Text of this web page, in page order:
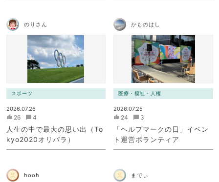
のりさん
スポーツ
2026.07.26
26 4
人生の中で最大の思い出（To
kyo2020オリパラ）
かものはし
医療・福祉・人権
2026.07.25
24 3
「ヘルプマークの日」イベン
ト運営ボランティア
hooh までぃ